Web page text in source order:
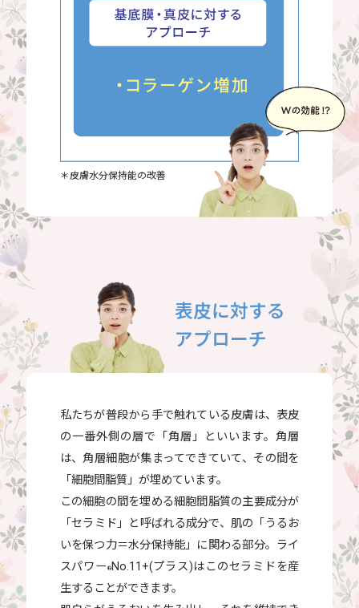
＊皮膚水分保持能の改善
表皮に対する
アプローチ
私たちが普段から手で触れている皮膚は、表皮
の一番外側の層で「角層」といいます。角層
は、角層細胞が集まってできていて、その間を
「細胞間脂質」が埋めています。
この細胞の間を埋める細胞間脂質の主要成分が
「セラミド」と呼ばれる成分で、肌の「うるお
いを保つ力＝水分保持能」に関わる部分。ライ
スパワー ®No.11+(プラス)はこのセラミドを産
生することができます。